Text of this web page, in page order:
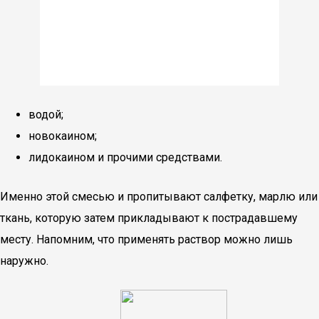
водой;
новокаином;
лидокаином и прочими средствами.
Именно этой смесью и пропитывают салфетку, марлю или
ткань, которую затем прикладывают к пострадавшему
месту. Напомним, что применять раствор можно лишь
наружно.